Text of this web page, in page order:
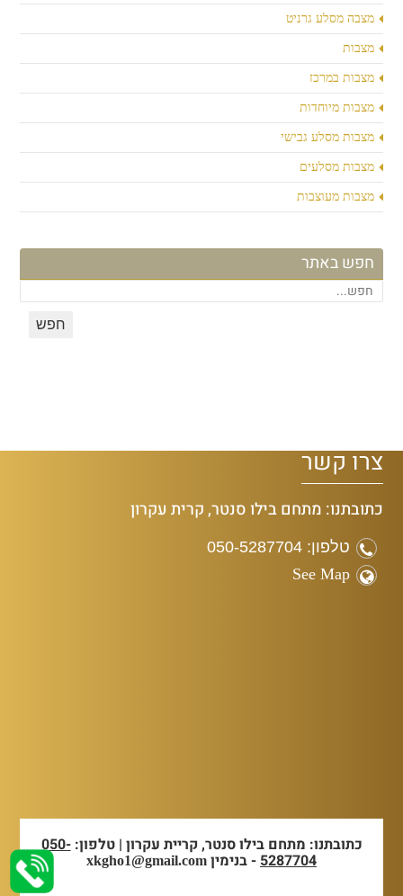
מצבה מסלע גרניט
מצבות
מצבות במרכז
מצבות מיוחדות
מצבות מסלע גבישי
מצבות מסלעים
מצבות מעוצבות
חפש באתר
צרו קשר
כתובתנו: מתחם בילו סנטר, קרית עקרון
טלפון: 050-5287704
See Map
כתובתנו: מתחם בילו סנטר, קריית עקרון | טלפון:050-
5287704- בנימין xkgho1@gmail.com